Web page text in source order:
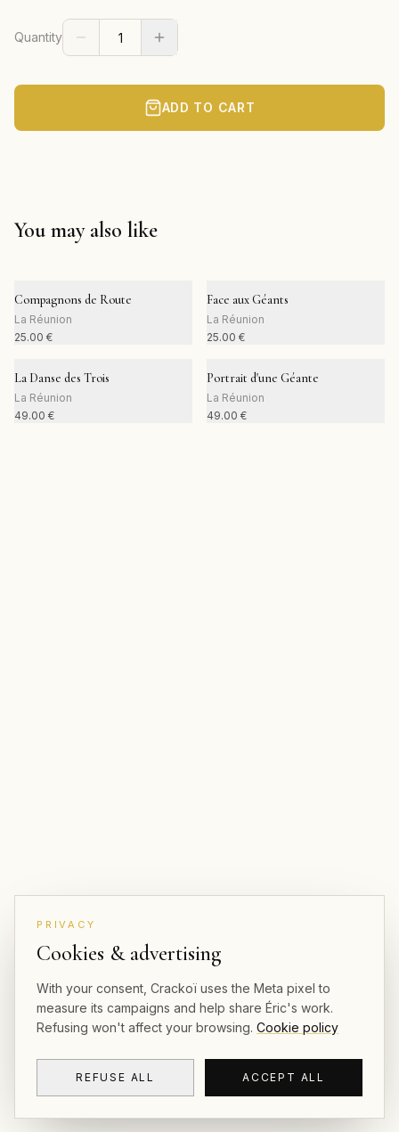
Quantity
ADD TO CART
You may also like
Compagnons de Route
La Réunion
25.00 €
Face aux Géants
La Réunion
25.00 €
La Danse des Trois
La Réunion
49.00 €
Portrait d'une Géante
La Réunion
49.00 €
PRIVACY
Cookies & advertising
With your consent, Crackoï uses the Meta pixel to
measure its campaigns and help share Éric's work.
Refusing won't affect your browsing. Cookie policy
REFUSE ALL ACCEPT ALL